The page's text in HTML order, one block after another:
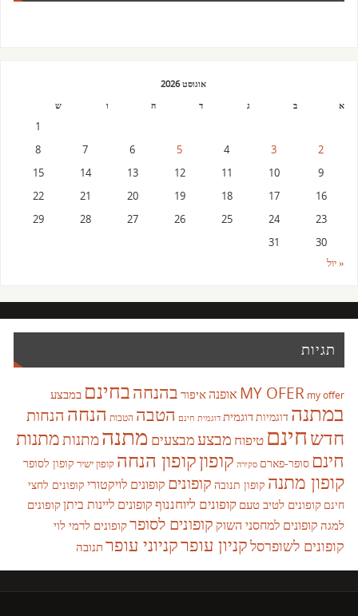
אוגוסט 2026
א
ב ג ד ה ו ש
1
2
3
4
5
6
7
8
9
10
11
12
13
14
15
16
17
18
19
20
21
22
23
24
25
26
27
28
29
30
31
« יול
תגיות
MY OFER my offer אופנהאיפור בהנחהבחינם במבצע
במתנה דוגמיותדוגמית דוגמית חינם הטבה הטבות הנחה הנחות
חדשחינם טיפוח מבצעמבצעים מתנהמתנותמתנות
חינם סופר-פארם סקירה קופוןקופון הנחה קופון ישיר קופון לסופר
קופון מתנה קופון תנובה קופונים קופונים לויקטורי קופונים לחצי
חינם קופונים לטיב טעם קופונים ליוחננוףקופונים ליינות ביתןקופונים
למגה קופונים למחסני השוק קופונים לסופרקופונים לרמי לוי
קופונים לשופרסלקניון עופרקניוני עופרתנובה